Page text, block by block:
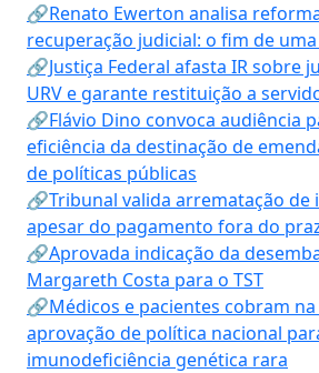
🔗Renato Ewerton analisa
recuperação judicial: o fim de
🔗Justiça Federal afasta IR sobre
URV e garante restituição a
🔗Flávio Dino convoca audiência
eficiência da destinação de
de políticas públicas
🔗Tribunal valida arrematação de
apesar do pagamento fora do
🔗Aprovada indicação da
Margareth Costa para o TST
🔗Médicos e pacientes cobram na
aprovação de política nacional
imunodeficiência genética rara